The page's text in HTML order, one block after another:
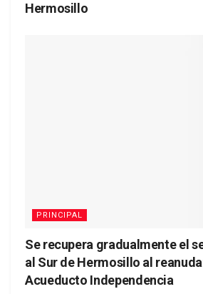
Hermosillo
PRINCIPAL
Se recupera gradualmente el
al Sur de Hermosillo al
Acueducto Independencia